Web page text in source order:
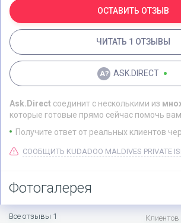
ОСТАВИТЬ ОТЗЫВ
ЧИТАТЬ 1 ОТЗЫВЫ
ASK.DIRECT
Ask.Direct соединит с несколькими из
которые готовые прямо сейчас помочь вам
Получите ответ от реальных клиентов
СООБЩИТЬ KUDADOO MALDIVES PRIVATE
Фотогалерея
Все отзывы 1